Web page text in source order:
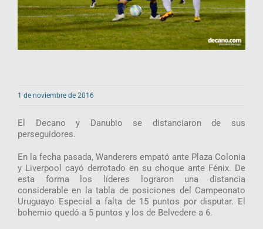
1 de noviembre de 2016
El Decano y Danubio se distanciaron de sus
perseguidores.
En la fecha pasada, Wanderers empató ante Plaza Colonia
y Liverpool cayó derrotado en su choque ante Fénix. De
esta forma los líderes lograron una distancia
considerable en la tabla de posiciones del Campeonato
Uruguayo Especial a falta de 15 puntos por disputar. El
bohemio quedó a 5 puntos y los de Belvedere a 6.